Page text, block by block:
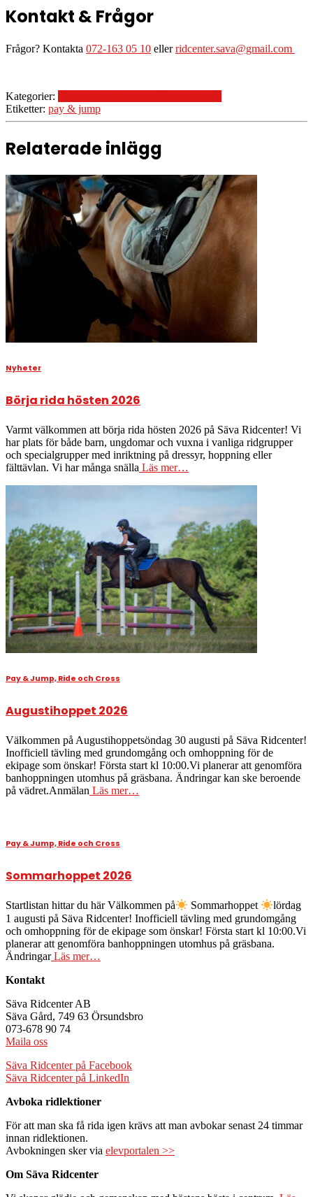
Kontakt & Frågor
Frågor? Kontakta 072-163 05 10 ellerridcenter.sava@gmail.com
Kategorier:
Etiketter: pay & jump
Relaterade inlägg
Nyheter
Börja rida hösten 2026
Varmt välkommen att börja rida hösten 2026 på Säva Ridcenter! Vi
har plats för både barn, ungdomar och vuxna i vanliga ridgrupper
och specialgrupper med inriktning på dressyr, hoppning eller
fälttävlan. Vi har många snälla Läs mer…
Pay & Jump, Ride och Cross
Augustihoppet 2026
Välkommen på Augustihoppetsöndag 30 augusti på Säva Ridcenter!
Inofficiell tävling med grundomgång och omhoppning för de
ekipage som önskar! Första start kl 10:00.Vi planerar att genomföra
banhoppningen utomhus på gräsbana. Ändringar kan ske beroende
på vädret.Anmälan Läs mer…
Pay & Jump, Ride och Cross
Sommarhoppet 2026
Startlistan hittar du här Välkommen på Sommarhoppet
lördag
1 augusti på Säva Ridcenter! Inofficiell tävling med grundomgång
och omhoppning för de ekipage som önskar! Första start kl 10:00.Vi
planerar att genomföra banhoppningen utomhus på gräsbana.
ÄndringarLäs mer…
Kontakt
Säva Ridcenter AB
Säva Gård, 749 63 Örsundsbro
073-678 90 74
Maila oss
Säva Ridcenter på Facebook
Säva Ridcenter på LinkedIn
Avboka ridlektioner
För att man ska få rida igen krävs att man avbokar senast 24 timmar
innan ridlektionen.
Avbokningen sker via elevportalen >>
Om Säva Ridcenter